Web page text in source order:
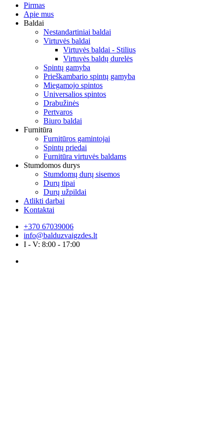
Pirmas
Apie mus
Baldai
Nestandartiniai baldai
Virtuvės baldai
Virtuvės baldai - Stilius
Virtuvės baldų durelės
Spintų gamyba
Prieškambario spintų gamyba
Miegamojo spintos
Universalios spintos
Drabužinės
Pertvaros
Biuro baldai
Furnitūra
Furnitūros gamintojai
Spintų priedai
Furnitūra virtuvės baldams
Stumdomos durys
Stumdomų durų sisemos
Durų tipai
Durų užpildai
Atlikti darbai
Kontaktai
+370 67039006
info@balduzvaigzdes.lt
I - V: 8:00 - 17:00